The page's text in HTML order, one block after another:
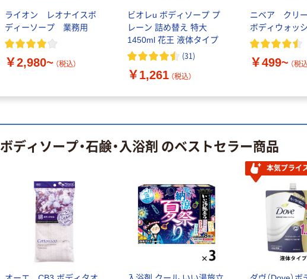
ライオン レオナイスボ
ディーソープ 業務用
￥2,980~ （税込）
ビオレu ボディソープ プ
レーン 詰め替え 特大
1450ml 花王 液体タイプ
(31)
￥1,261 （税込）
ニベア クリ
ボディウォッ
￥499~ （税込
ボディソープ・石鹸・入浴剤 のベストセラー商品
本気プライ
ォーター 500ml
キャップシール
付き／2Lラベル
￥1,037~
（税込）
指定医薬部外品
￥140~ （税込）
ート
共同
レク
オリジ
￥